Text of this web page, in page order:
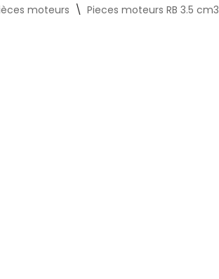
moteurs \ Pieces moteurs RB 3.5 cm3